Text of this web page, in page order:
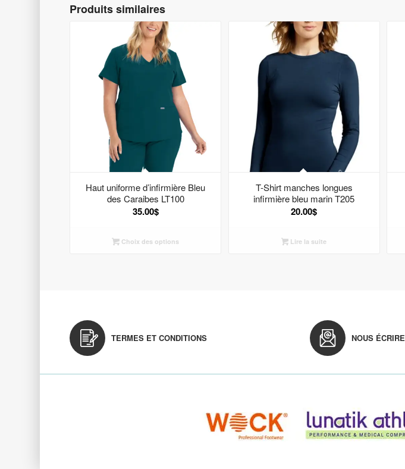
Produits similaires
Haut uniforme d’infirmière Bleu
des Caraibes LT100
35.00$
Choix des options
T-Shirt manches longues
infirmière bleu marin T205
20.00$
Lire la suite
TERMES ET CONDITIONS NOUS ÉCRIRE